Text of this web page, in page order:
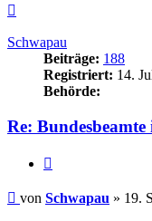
Schwapau
Beiträge: 188
Registriert: 14.
Behörde:
Re:
Beitrag
von Schwapau » 19.